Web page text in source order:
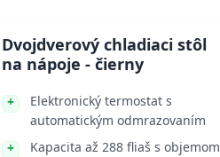
Dvojdverový chladiaci stôl
na nápoje - čierny
Elektronický termostat s
automatickým odmrazovaním
Kapacita až 288 fliaš s objemom